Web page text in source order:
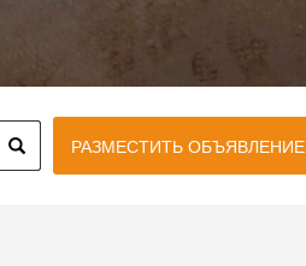
РАЗМЕСТИТЬ ОБЪЯВЛЕНИЕ